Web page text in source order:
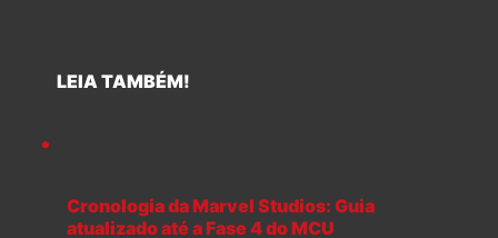
LEIA TAMBÉM!
Cronologia da Marvel Studios: Guia
atualizado até a Fase 4 do MCU